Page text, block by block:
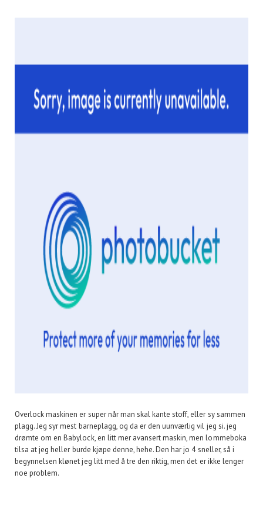
Overlock maskinen er super når man skal kante stoff, eller sy sammen
plagg. Jeg syr mest barneplagg, og da er den uunværlig vil jeg si. jeg
drømte om en Babylock, en litt mer avansert maskin, men lommeboka
tilsa at jeg heller burde kjøpe denne, hehe. Den har jo 4 sneller, så i
begynnelsen klønet jeg litt med å tre den riktig, men det er ikke lenger
noe problem.